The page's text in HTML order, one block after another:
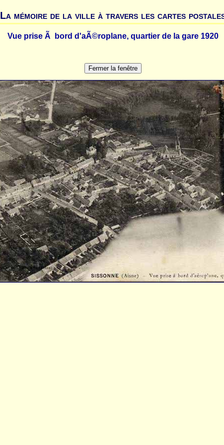
La mémoire de la ville à travers les cartes
Vue prise Ã bord d'aÃ©roplane, quartier de la gare 1920